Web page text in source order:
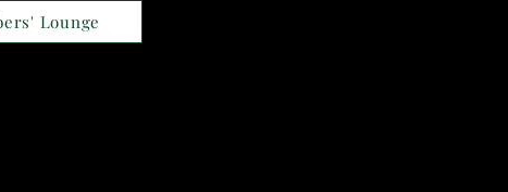
Lounge